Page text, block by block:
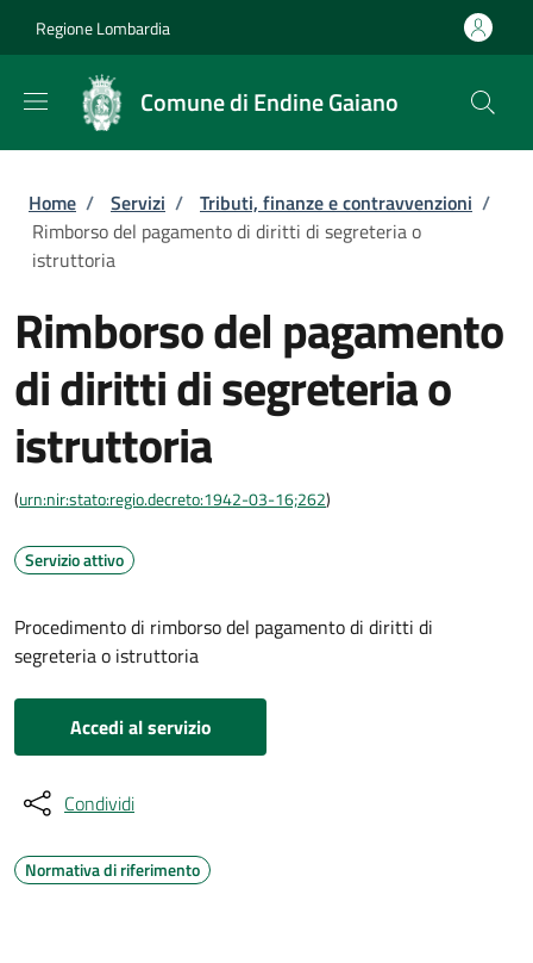
Regione Lombardia
Comune di Endine Gaiano
Briciole di pane
Home / Servizi / Tributi, finanze e contravvenzioni /
Rimborso del pagamento di diritti di segreteria o
istruttoria
Rimborso del pagamento
di diritti di segreteria o
istruttoria
(urn:nir:stato:regio.decreto:1942-03-16;262)
Servizio attivo
Procedimento di rimborso del pagamento di diritti di
segreteria o istruttoria
Accedi al servizio
Condividi
Normativa di riferimento